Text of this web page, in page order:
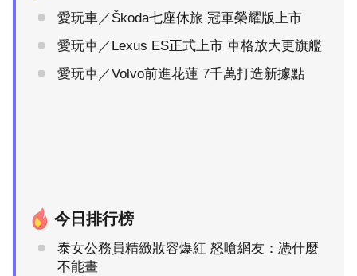
愛玩車／Škoda七座休旅 冠軍榮耀版上市
愛玩車／Lexus ES正式上市 車格放大更旗艦
愛玩車／Volvo前進花蓮 7千萬打造新據點
今日排行榜
泰女公務員精緻妝容爆紅 怒嗆網友：憑什麼
不能畫